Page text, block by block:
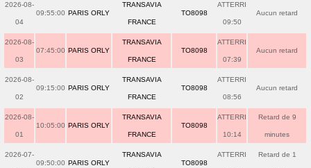
2026-08-
04
09:55:00 PARIS ORLY
TRANSAVIA
FRANCE
TO8098
ATTERRI
09:50
Aucun retard
2026-08-
03
07:45:00 PARIS ORLY
TRANSAVIA
FRANCE
TO8098
ATTERRI
07:39
Aucun retard
2026-08-
02
09:15:00 PARIS ORLY
TRANSAVIA
FRANCE
TO8098
ATTERRI
08:56
Aucun retard
2026-08-
01
10:05:00 PARIS ORLY
TRANSAVIA
FRANCE
TO8098
ATTERRI
10:14
Retard de 9
minutes
2026-07-
09:50:00 PARIS ORLY
TRANSAVIA
TO8098
ATTERRI Retard de 1